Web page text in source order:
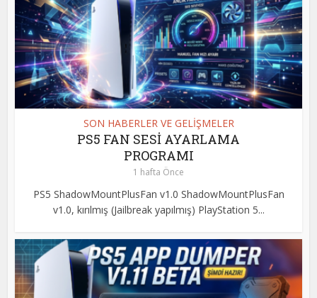
SON HABERLER VE GELİŞMELER
PS5 FAN SESİ AYARLAMA
PROGRAMI
1 hafta Önce
PS5 ShadowMountPlusFan v1.0 ShadowMountPlusFan
v1.0, kırılmış (Jailbreak yapılmış) PlayStation 5...